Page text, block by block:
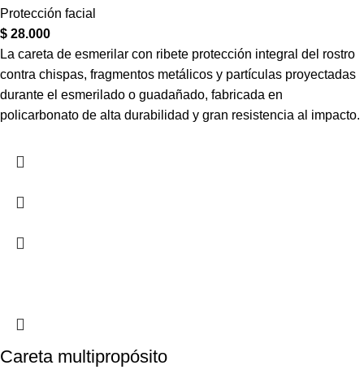
Protección facial
$ 28.000
La careta de esmerilar con ribete protección integral del rostro
contra chispas, fragmentos metálicos y partículas proyectadas
durante el esmerilado o guadañado, fabricada en
policarbonato de alta durabilidad y gran resistencia al impacto.
Careta multipropósito